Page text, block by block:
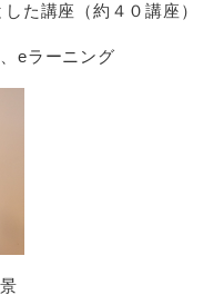
０講座）
eラーニング